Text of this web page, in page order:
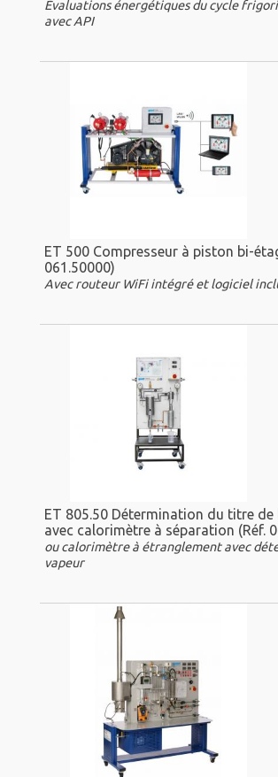
Évaluations énergétiques du cycle
avec API
ET 500 Compresseur à piston bi-
061.50000)
Avec routeur WiFi intégré et logiciel
ET 805.50 Détermination du titre de
avec calorimètre à séparation (Réf.
ou calorimètre à étranglement avec
vapeur